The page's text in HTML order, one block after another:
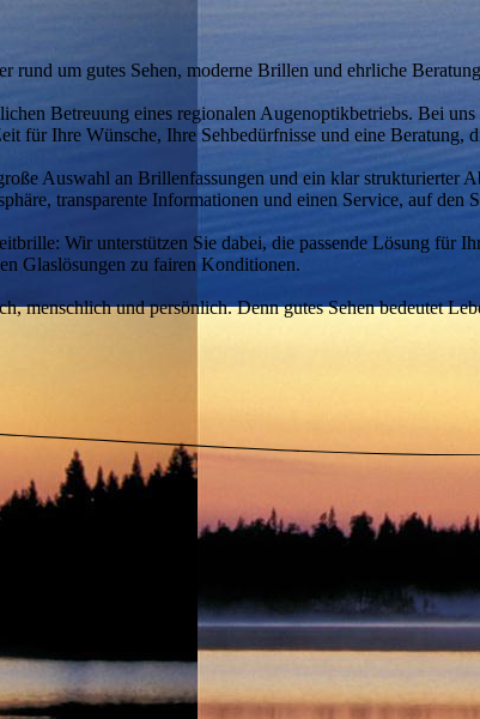
um gutes Sehen, moderne Brillen und ehrliche
Betreuung eines regionalen Augenoptikbetriebs. Bei
für Ihre Wünsche, Ihre Sehbedürfnisse und eine Beratung,
Auswahl an Brillenfassungen und ein klar strukturierter
transparente Informationen und einen Service, auf den
Wir unterstützen Sie dabei, die passende Lösung für
Glaslösungen zu fairen Konditionen.
menschlich und persönlich. Denn gutes Sehen bedeutet